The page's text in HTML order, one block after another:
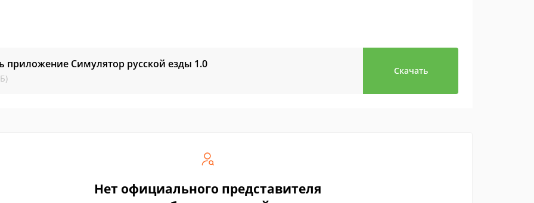
приложение Симулятор русской езды 1.0
Скачать
Нет официального представителя